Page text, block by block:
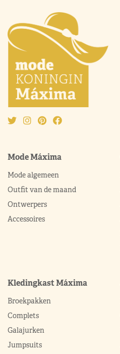
Mode Máxima
Mode algemeen
Outfit van de maand
Ontwerpers
Accessoires
Kledingkast Máxima
Broekpakken
Complets
Galajurken
Jumpsuits